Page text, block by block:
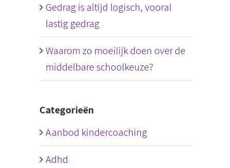
Gedrag is altijd logisch, vooral
lastig gedrag
Waarom zo moeilijk doen over de
middelbare schoolkeuze?
Categorieën
Aanbod kindercoaching
Adhd